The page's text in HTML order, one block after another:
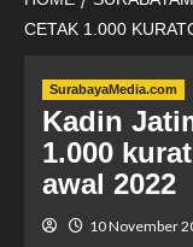
CETAK 1.000
SurabayaMedia.com
Kadin
1.000
awal 2022
10 November